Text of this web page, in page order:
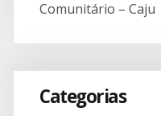
Comunitário –
Categorias